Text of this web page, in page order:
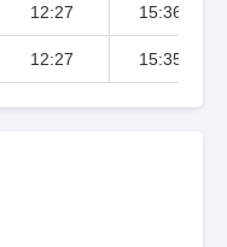
12:27 15:36
12:27 15:35